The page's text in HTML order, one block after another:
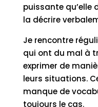
puissante qu’elle
la décrire
Je rencontre
qui ont du mal à
exprimer de
leurs situations.
manque de
toujours le cas.